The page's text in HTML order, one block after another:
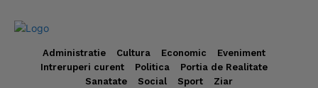
Administratie Cultura Economic
Eveniment
Intreruperi curent
Politica
Portia de Realitate
Sanatate
Social Sport Ziar